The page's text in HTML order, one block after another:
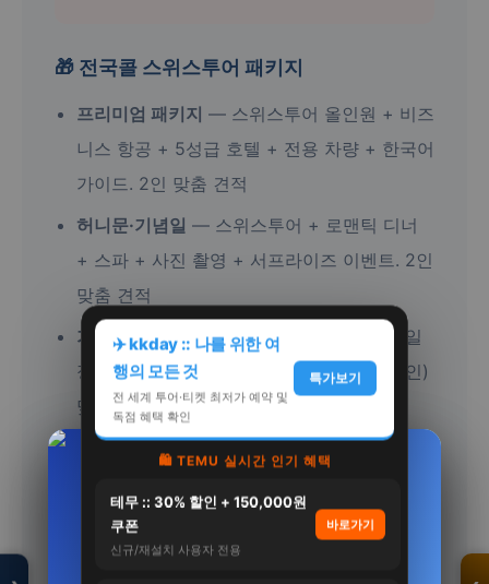
🎁 전국콜 스위스투어 패키지
프리미엄 패키지 — 스위스투어 올인원 + 비즈
니스 항공 + 5성급 호텔 + 전용 차량 + 한국어
가이드. 2인 맞춤 견적
허니문·기념일 — 스위스투어 + 로맨틱 디너
+ 스파 + 사진 촬영 + 서프라이즈 이벤트. 2인
맞춤 견적
가족 여행— 스위스투어 + 키즈 프렌들리 일
정 + 넓은 객실 + 안전한 액티비티. 가족(4인)
맞춤 견적
💡 스마트 이용 가이드
똑똑한 소비자가 되기 위한 스위스투어 이용 가
이드입니다. 할인 받는 방법, 최적의 예약 시기,
✈️ kkday :: 나를 위한 여
행의 모든 것
전 세계 투어·티켓 최저가 예약 및
독점 혜택 확인
특가보기
🛍️ TEMU 실시간 인기 혜택
테무 :: 30% 할인 + 150,000원
쿠폰
신규/재설치 사용자 전용
바로가기
커큐민 강황 30정, 6개
120,000원
189cm(…
2,390,000원